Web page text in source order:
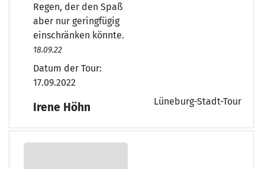
Regen, der den Spaß
aber nur geringfügig
einschränken könnte.
18.09.22
Datum der Tour:
17.09.2022
Irene Höhn Lüneburg-Stadt-Tour